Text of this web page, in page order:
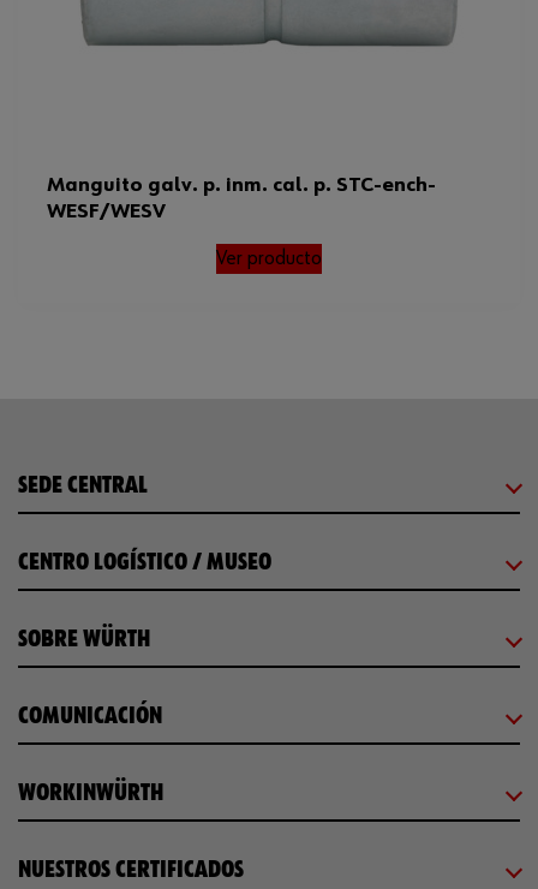
Manguito galv. p. inm. cal. p. STC-ench-
WESF/WESV
Ver producto
SEDE CENTRAL
CENTRO LOGÍSTICO / MUSEO
SOBRE WÜRTH
COMUNICACIÓN
WORKINWÜRTH
NUESTROS CERTIFICADOS